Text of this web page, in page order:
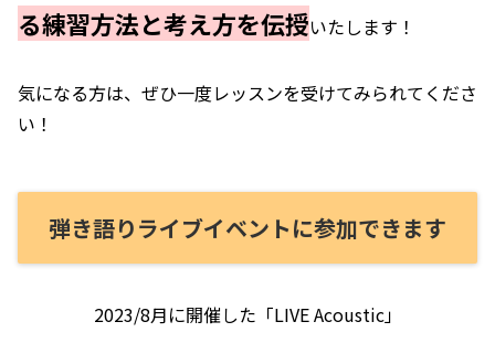
る練習方法と考え方を伝授いたします！
気になる方は、ぜひ一度レッスンを受けてみられてくださ
い！
弾き語りライブイベントに参加できます
2023/8月に開催した「LIVE Acoustic」